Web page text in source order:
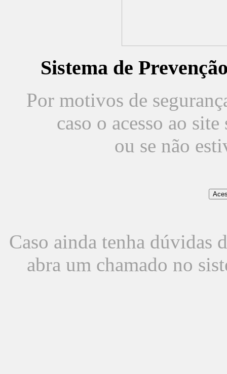
Sistema de
Por motivos de
caso o acesso ao
ou se não
Caso ainda tenha dúvidas
abra um chamado no